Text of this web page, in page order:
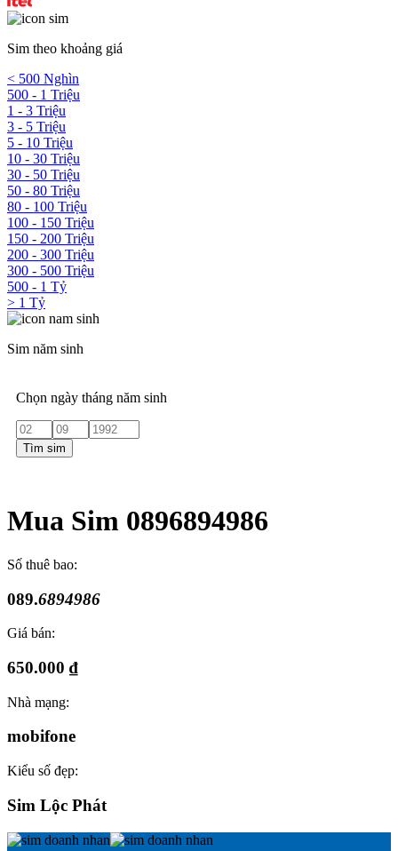
Sim theo khoảng giá
< 500 Nghìn
500 - 1 Triệu
1 - 3 Triệu
3 - 5 Triệu
5 - 10 Triệu
10 - 30 Triệu
30 - 50 Triệu
50 - 80 Triệu
80 - 100 Triệu
100 - 150 Triệu
150 - 200 Triệu
200 - 300 Triệu
300 - 500 Triệu
500 - 1 Tỷ
> 1 Tỷ
Sim năm sinh
Chọn ngày tháng năm sinh
Tìm sim
Mua Sim 0896894986
Số thuê bao:
089.6894986
Giá bán:
650.000 ₫
Nhà mạng:
mobifone
Kiểu số đẹp:
Sim Lộc Phát